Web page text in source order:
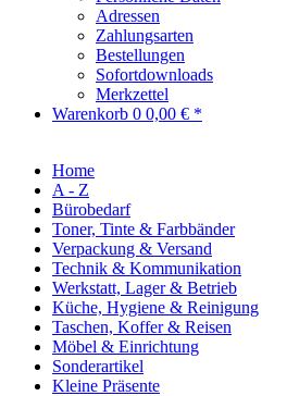
Adressen
Zahlungsarten
Bestellungen
Sofortdownloads
Merkzettel
Warenkorb 0 0,00 € *
Home
A - Z
Bürobedarf
Toner, Tinte & Farbbänder
Verpackung & Versand
Technik & Kommunikation
Werkstatt, Lager & Betrieb
Küche, Hygiene & Reinigung
Taschen, Koffer & Reisen
Möbel & Einrichtung
Sonderartikel
Kleine Präsente